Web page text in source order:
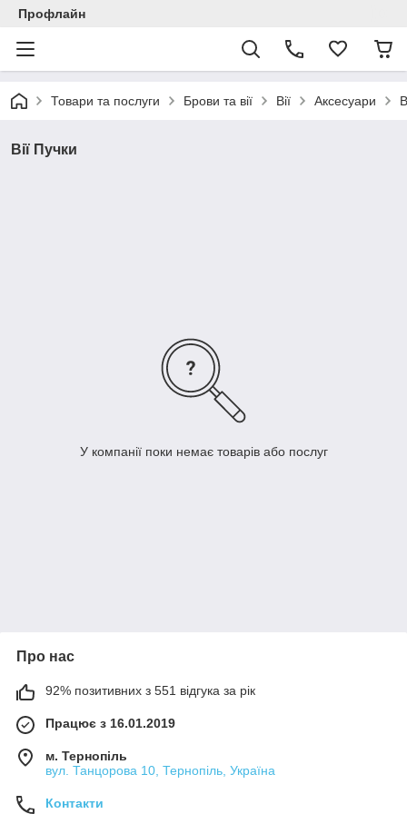
Профлайн
Товари та послуги Брови та вії Вії Аксесуари
Вії Пучки
У компанії поки немає товарів або послуг
Про нас
92% позитивних з 551 відгука за рік
Працює з 16.01.2019
м. Тернопіль
вул. Танцорова 10, Тернопіль, Україна
Контакти